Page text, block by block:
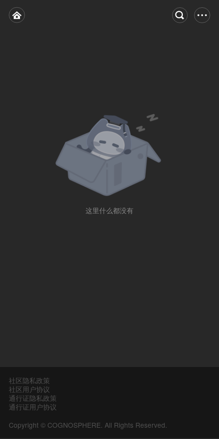
这里什么都没有
社区隐私政策
社区用户协议
通行证隐私政策
通行证用户协议
Copyright © COGNOSPHERE. All Rights Reserved.